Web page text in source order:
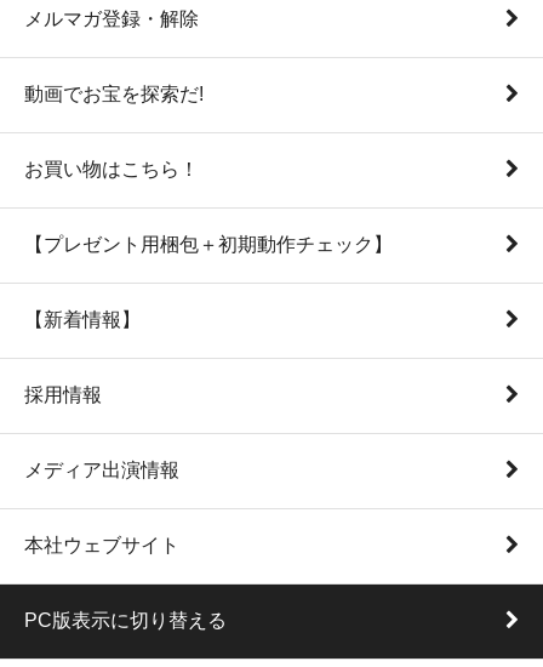
メルマガ登録・解除
動画でお宝を探索だ!
お買い物はこちら！
【プレゼント用梱包＋初期動作チェック】
【新着情報】
採用情報
メディア出演情報
本社ウェブサイト
PC版表示に切り替える